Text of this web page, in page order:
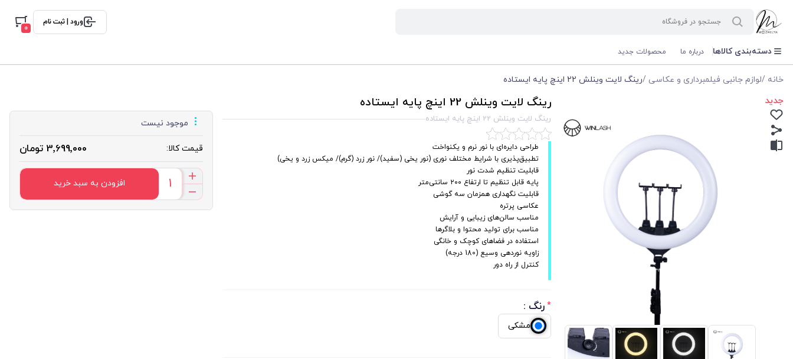
ورود | ثبت نام
0
دسته‌بندی کالاها درباره ما محصولات جدید
خانه /لوازم جانبی فیلمبرداری و عکاسی /رینگ لایت وینلش 22 اینچ پایه ایستاده
جدید رینگ لایت وینلش 22 اینچ پایه ایستاده
رینگ لایت وینلش 22 اینچ پایه ایستاده
طراحی دایره‌ای با نور نرم و یکنواخت
تطبیق‌پذیری با شرایط مختلف نوری (نور یخی (سفید)/ نور زرد (گرم)/ میکس زرد و یخی)
قابلیت تنظیم شدت نور
پایه قابل تنظیم تا ارتفاع ۲۰۰ سانتی‌متر
قابلیت نگهداری همزمان سه گوشی
عکاسی پرتره
مناسب سالن‌های زیبایی و آرایش
مناسب برای تولید محتوا و بلاگرها
استفاده در فضاهای کوچک و خانگی
زاویه نوردهی وسیع (180 درجه)
کنترل از راه دور
* رنگ :
مشکی
موجود نیست
قیمت کالا: 3٬699٬000 تومان
افزودن به سبد خرید